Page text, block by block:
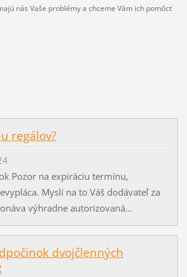
nás Vaše problémy a chceme Vám ich pomôcť
regálov?
Pozor na expiráciu termínu,
Myslí na to Váš dodávateľ za
výhradne autorizovaná...
dvojčlenných